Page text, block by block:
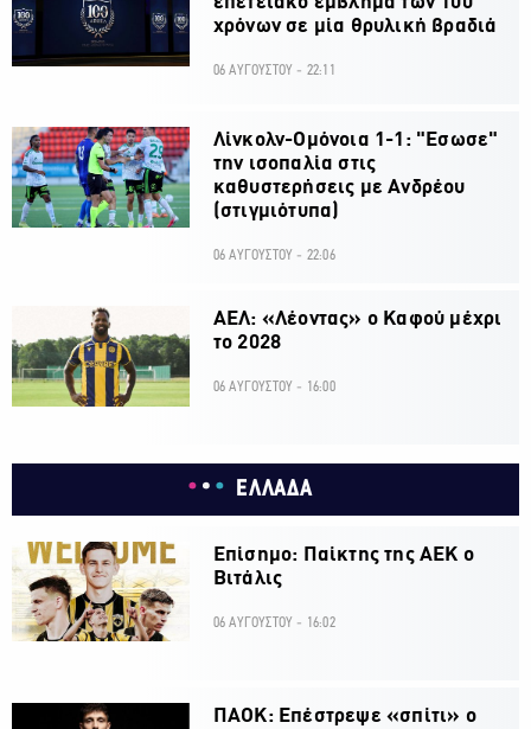
χρόνων σε μία θρυλική βραδιά
06 ΑΥΓΟΥΣΤΟΥ - 22:11
Λίνκολν-Ομόνοια 1-1: "Εσωσε"
την ισοπαλία στις
καθυστερήσεις με Ανδρέου
(στιγμιότυπα)
06 ΑΥΓΟΥΣΤΟΥ - 22:06
ΑΕΛ: «Λέοντας» ο Καφού μέχρι
το 2028
06 ΑΥΓΟΥΣΤΟΥ - 16:00
ΕΛΛΑΔΑ
Επίσημο: Παίκτης της ΑΕΚ ο
Βιτάλις
06 ΑΥΓΟΥΣΤΟΥ - 16:02
ΠΑΟΚ: Επέστρεψε «σπίτι» ο